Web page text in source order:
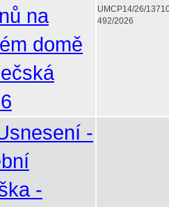
na
domě
UMCP14/26/
492/2026
-
-